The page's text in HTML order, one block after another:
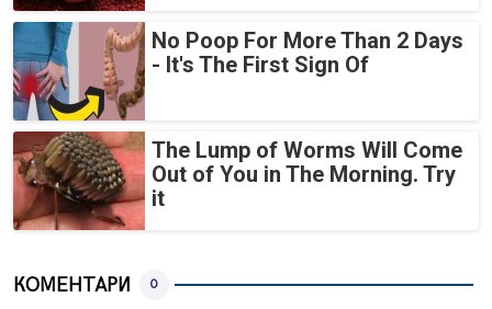
No Poop For More Than 2 Days
- It's The First Sign Of
The Lump of Worms Will Come
Out of You in The Morning. Try
it
КОМЕНТАРИ 0